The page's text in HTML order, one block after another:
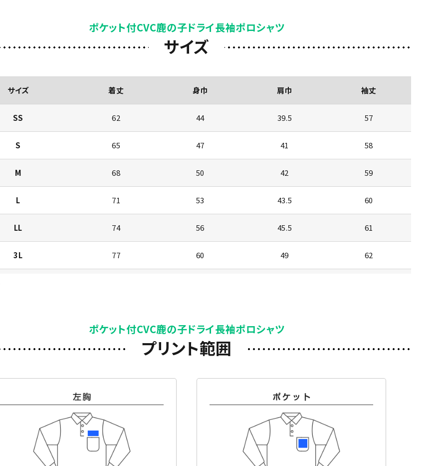
ポケット付CVC鹿の子ドライ長袖ポロシャツ
サイズ
サイズ 着丈 身巾 肩巾 袖丈
SS 62 44 39.5 57
S 65 47 41 58
M 68 50 42 59
L 71 53 43.5 60
LL 74 56 45.5 61
3L 77 60 49 62
ポケット付CVC鹿の子ドライ長袖ポロシャツ
プリント範囲